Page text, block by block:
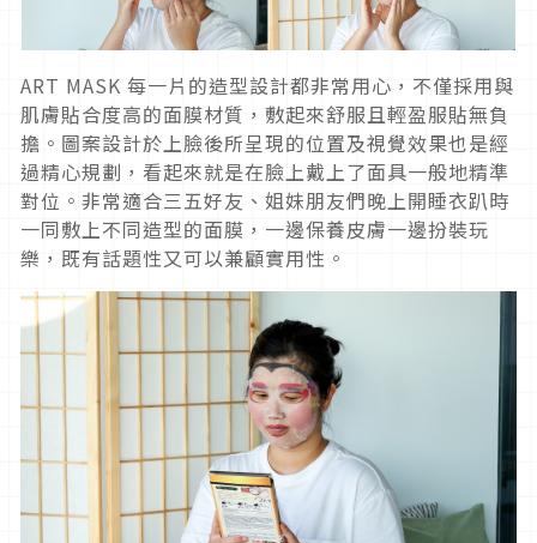
ART MASK 每一片的造型設計都非常用心，不僅採用與
肌膚貼合度高的面膜材質，敷起來舒服且輕盈服貼無負
擔。圖案設計於上臉後所呈現的位置及視覺效果也是經
過精心規劃，看起來就是在臉上戴上了面具一般地精準
對位。非常適合三五好友、姐妹朋友們晚上開睡衣趴時
一同敷上不同造型的面膜，一邊保養皮膚一邊扮裝玩
樂，既有話題性又可以兼顧實用性。